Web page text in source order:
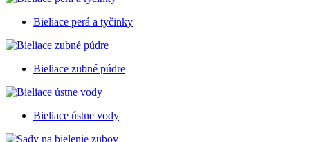
Bieliace perá a tyčinky
Bieliace zubné púdre
Bieliace ústne vody